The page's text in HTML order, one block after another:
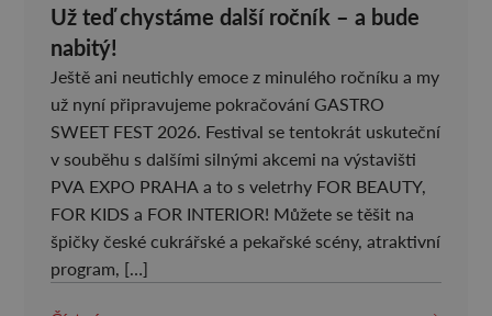
Už teď chystáme další ročník – a bude
nabitý!
Ještě ani neutichly emoce z minulého ročníku a my
už nyní připravujeme pokračování GASTRO
SWEET FEST 2026. Festival se tentokrát uskuteční
v souběhu s dalšími silnými akcemi na výstavišti
PVA EXPO PRAHA a to s veletrhy FOR BEAUTY,
FOR KIDS a FOR INTERIOR! Můžete se těšit na
špičky české cukrářské a pekařské scény, atraktivní
program, […]